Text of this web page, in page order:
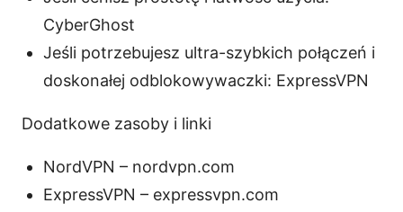
CyberGhost
Jeśli potrzebujesz ultra-szybkich połączeń i
doskonałej odblokowywaczki: ExpressVPN
Dodatkowe zasoby i linki
NordVPN – nordvpn.com
ExpressVPN – expressvpn.com